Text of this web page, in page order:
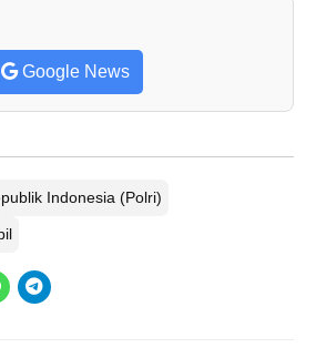
Google News
Indonesia (Polri)